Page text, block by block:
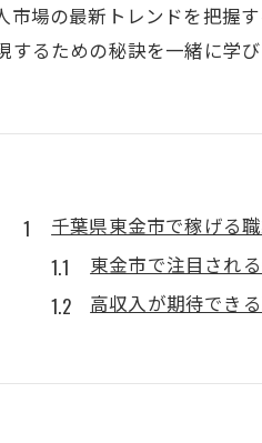
場の最新トレンドを把握
るための秘訣を一緒に学び
千葉県東金市で稼げる
東金市で注目され
高収入が期待でき
働く場所とライフ
地域の求人動向か